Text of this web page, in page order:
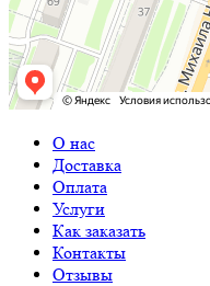
О нас
Доставка
Оплата
Услуги
Как заказать
Контакты
Отзывы